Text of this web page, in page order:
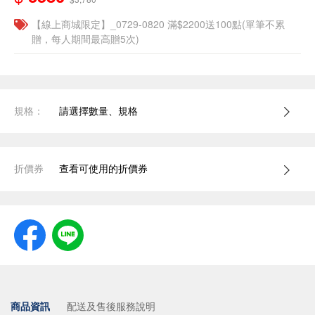
【線上商城限定】_0729-0820 滿$2200送100點(單筆不累
贈，每人期間最高贈5次)
規格： 請選擇數量、規格
折價券 查看可使用的折價券
商品資訊 配送及售後服務說明